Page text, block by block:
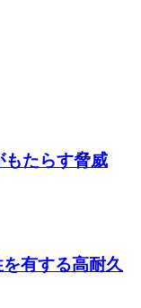
たらす脅威
有する高耐久